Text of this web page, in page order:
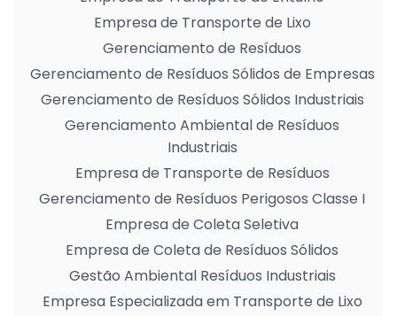
Empresa de Transporte de Lixo
Gerenciamento de Resíduos
Gerenciamento de Resíduos Sólidos de Empresas
Gerenciamento de Resíduos Sólidos Industriais
Gerenciamento Ambiental de Resíduos
Industriais
Empresa de Transporte de Resíduos
Gerenciamento de Resíduos Perigosos Classe I
Empresa de Coleta Seletiva
Empresa de Coleta de Resíduos Sólidos
Gestão Ambiental Resíduos Industriais
Empresa Especializada em Transporte de Lixo